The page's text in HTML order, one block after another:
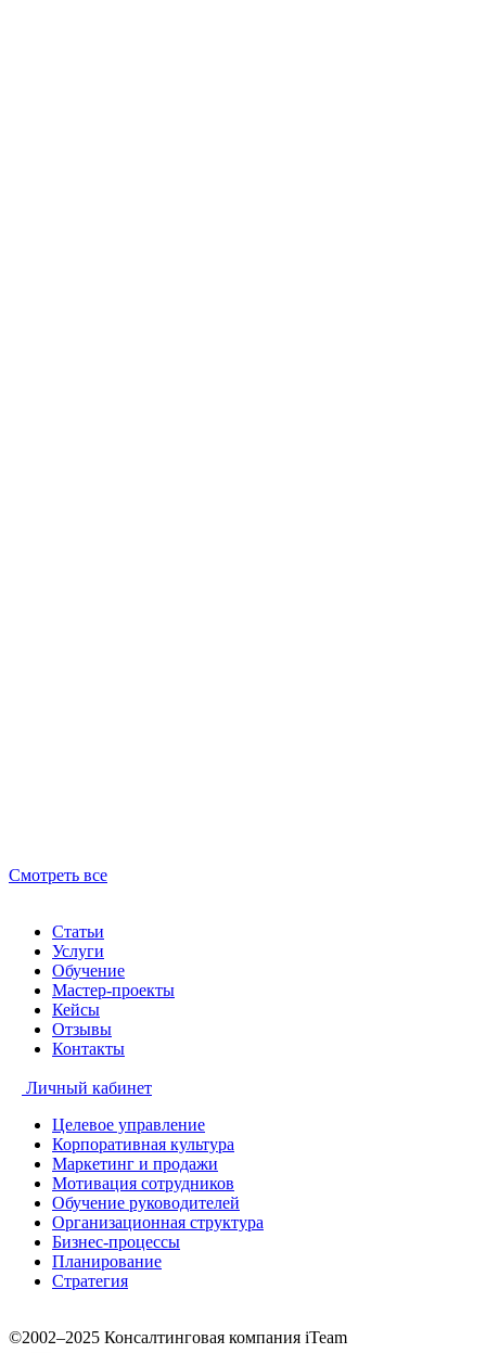
Смотреть все
Статьи
Услуги
Обучение
Мастер-проекты
Кейсы
Отзывы
Контакты
Личный кабинет
Целевое управление
Корпоративная культура
Маркетинг и продажи
Мотивация сотрудников
Обучение руководителей
Организационная структура
Бизнес-процессы
Планирование
Стратегия
©2002–2025 Консалтинговая компания iTeam